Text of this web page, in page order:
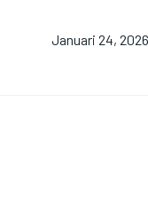
Januari 24, 2026